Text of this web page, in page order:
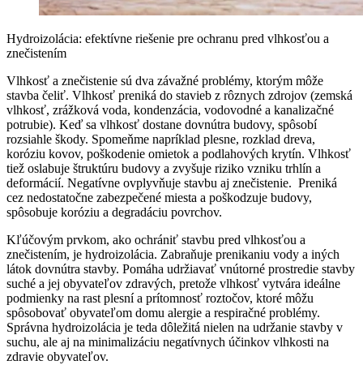
Hydroizolácia: efektívne riešenie pre ochranu pred vlhkosťou a
znečistením
Vlhkosť a znečistenie sú dva závažné problémy, ktorým môže
stavba čeliť. Vlhkosť preniká do stavieb z rôznych zdrojov (zemská
vlhkosť, zrážková voda, kondenzácia, vodovodné a kanalizačné
potrubie). Keď sa vlhkosť dostane dovnútra budovy, spôsobí
rozsiahle škody. Spomeňme napríklad plesne, rozklad dreva,
koróziu kovov, poškodenie omietok a podlahových krytín. Vlhkosť
tiež oslabuje štruktúru budovy a zvyšuje riziko vzniku trhlín a
deformácií. Negatívne ovplyvňuje stavbu aj znečistenie. Preniká
cez nedostatočne zabezpečené miesta a poškodzuje budovy,
spôsobuje koróziu a degradáciu povrchov.
Kľúčovým prvkom, ako ochrániť stavbu pred vlhkosťou a
znečistením, je hydroizolácia. Zabraňuje prenikaniu vody a iných
látok dovnútra stavby. Pomáha udržiavať vnútorné prostredie stavby
suché a jej obyvateľov zdravých, pretože vlhkosť vytvára ideálne
podmienky na rast plesní a prítomnosť roztočov, ktoré môžu
spôsobovať obyvateľom domu alergie a respiračné problémy.
Správna hydroizolácia je teda dôležitá nielen na udržanie stavby v
suchu, ale aj na minimalizáciu negatívnych účinkov vlhkosti na
zdravie obyvateľov.